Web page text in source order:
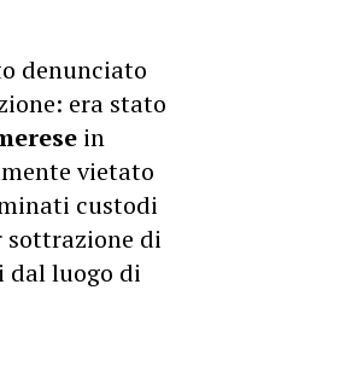
denunciato
era stato
in
vietato
custodi
di
dal luogo di